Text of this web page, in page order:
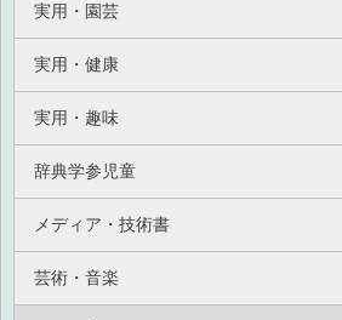
実用・園芸
実用・健康
実用・趣味
辞典学参児童
メディア・技術書
芸術・音楽